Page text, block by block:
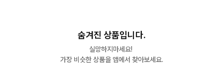
숨겨진 상품입니다.
실망하지마세요!
가장 비슷한 상품을 앱에서 찾아보세요.